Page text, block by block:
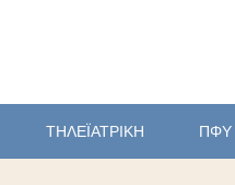
ΤΗΛΕΪΑΤΡΙΚΗ ΠΦΥ